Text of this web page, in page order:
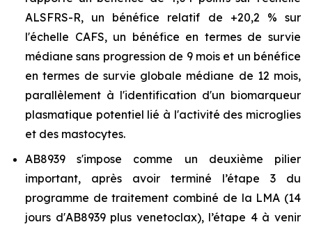
ALSFRS-R, un bénéfice relatif de +20,2 % sur
l'échelle CAFS, un bénéfice en termes de survie
médiane sans progression de 9 mois et un bénéfice
en termes de survie globale médiane de 12 mois,
parallèlement à l'identification d'un biomarqueur
plasmatique potentiel lié à l'activité des microglies
et des mastocytes.
AB8939 s'impose comme un deuxième pilier
important, après avoir terminé l’étape 3 du
programme de traitement combiné de la LMA (14
jours d'AB8939 plus venetoclax), l’étape 4 à venir